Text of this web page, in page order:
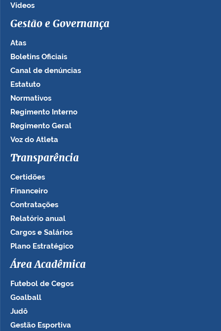
Vídeos
Gestão e Governança
Atas
Boletins Oficiais
Canal de denúncias
Estatuto
Normativos
Regimento Interno
Regimento Geral
Voz do Atleta
Transparência
Certidões
Financeiro
Contratações
Relatório anual
Cargos e Salários
Plano Estratégico
Área Acadêmica
Futebol de Cegos
Goalball
Judô
Gestão Esportiva